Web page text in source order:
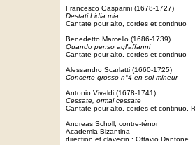
Francesco Gasparini (1678-1727)
Destati Lidia mia
Cantate pour alto, cordes et continuo
Benedetto Marcello (1686-1739)
Quando penso agl'affanni
Cantate pour alto, cordes et continuo
Alessandro Scarlatti (1660-1725)
Concerto grosso n°4 en sol mineur
Antonio Vivaldi (1678-1741)
Cessate, ormai cessate
Cantate pour alto, cordes et continuo,
Andreas Scholl, contre-ténor
Academia Bizantina
direction et clavecin : Ottavio Dantone